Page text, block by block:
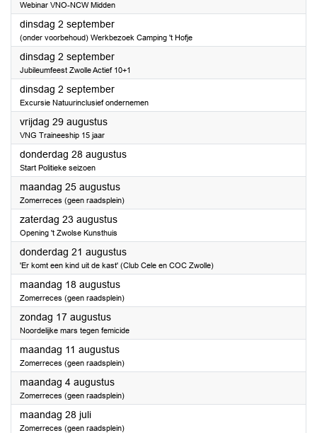
Webinar VNO-NCW Midden
dinsdag 2 september2025
(onder voorbehoud) Werkbezoek Camping 't Hofje
dinsdag 2 september2025
Jubileumfeest Zwolle Actief 10+1
dinsdag 2 september2025
Excursie Natuurinclusief ondernemen
vrijdag 29 augustus2025
VNG Traineeship 15 jaar
donderdag 28 augustus2025
Start Politieke seizoen
maandag 25 augustus2025
Zomerreces (geen raadsplein)
zaterdag 23 augustus2025
Opening 't Zwolse Kunsthuis
donderdag 21 augustus2025
'Er komt een kind uit de kast' (Club Cele en COC Zwolle)
maandag 18 augustus2025
Zomerreces (geen raadsplein)
zondag 17 augustus2025
Noordelijke mars tegen femicide
maandag 11 augustus2025
Zomerreces (geen raadsplein)
maandag 4 augustus2025
Zomerreces (geen raadsplein)
maandag 28 juli2025
Zomerreces (geen raadsplein)